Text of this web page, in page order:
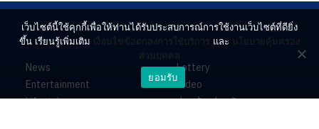
News
Entertainment
Lifestyle
Lottery
Video
ร่วมด้วยช่วยกัน
เว็บไซต์นี้ใช้คุกกี้เพื่อให้ท่านได้รับประสบการณ์การใช้งานเว็บไซต์ที่ดียิ่ง
ขึ้น เรียนรู้เพิ่มเติม เงื่อนไขข้อตกลงการใช้บริการ และ นโยบายคุ้มครอง
ส่วนบุคคล
ยอมรับ